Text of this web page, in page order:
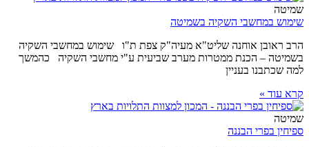
שמיטה
שימוש במחשבי השקיה בשמיטה
הרב ראובן אוחנה שליט"א מעיה"ק צפת ת"ו שימוש במחשבי השקיה
בשמיטה – הכנת ממטרות מערב שביעית ע"י מחשבי השקיה כהמשך
למה שכתבנו בעניין
קרא עוד »
שמיטה
ספיחין בפרי הבננה